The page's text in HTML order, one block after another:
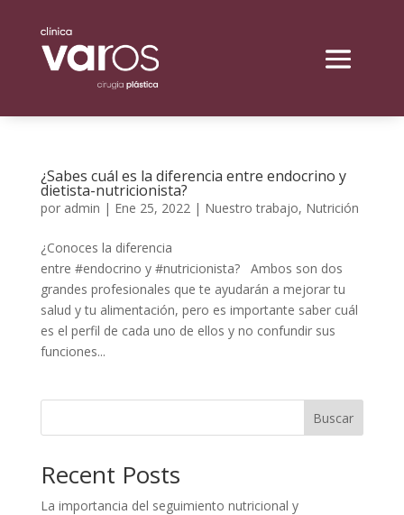
¿Sabes cuál es la diferencia entre endocrino y
dietista-nutricionista?
por admin | Ene 25, 2022| Nuestro trabajo, Nutrición
¿Conoces la diferencia
entre #endocrino y #nutricionista? Ambos son dos
grandes profesionales que te ayudarán a mejorar tu
salud y tu alimentación, pero es importante saber cuál
es el perfil de cada uno de ellos y no confundir sus
funciones...
Buscar
Recent Posts
La importancia del seguimiento nutricional y